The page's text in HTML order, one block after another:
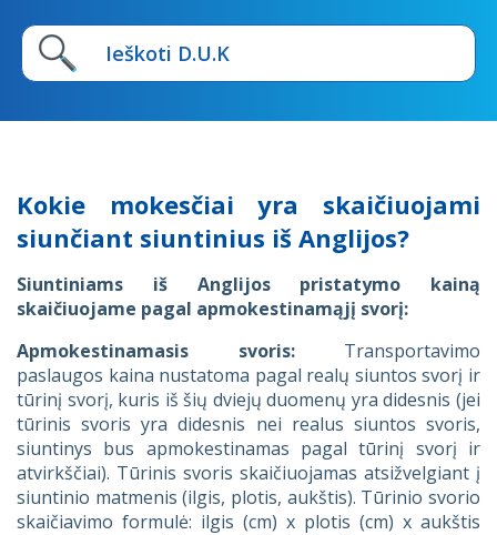
Kokie mokesčiai yra skaičiuojami
siunčiant siuntinius iš Anglijos?
Siuntiniams iš Anglijos pristatymo kainą
skaičiuojame pagal apmokestinamąjį svorį:
Apmokestinamasis svoris: Transportavimo
paslaugos kaina nustatoma pagal realų siuntos svorį ir
tūrinį svorį, kuris iš šių dviejų duomenų yra didesnis (jei
tūrinis svoris yra didesnis nei realus siuntos svoris,
siuntinys bus apmokestinamas pagal tūrinį svorį ir
atvirkščiai). Tūrinis svoris skaičiuojamas atsižvelgiant į
siuntinio matmenis (ilgis, plotis, aukštis). Tūrinio svorio
skaičiavimo formulė: ilgis (cm) x plotis (cm) x aukštis